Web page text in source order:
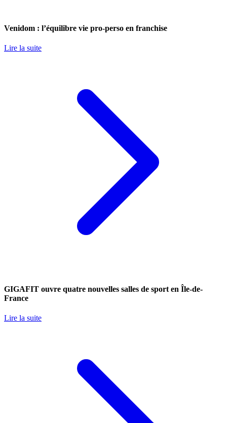
Venidom : l’équilibre vie pro-perso en franchise
Lire la suite
GIGAFIT ouvre quatre nouvelles salles de sport en Île-de-
France
Lire la suite